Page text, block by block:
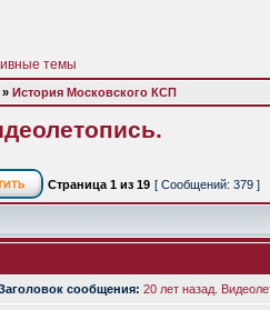
темы
» История Московского КСП
Страница 1 из 19 [ Сообщений: 379 ]
сообщения: 20 лет назад.